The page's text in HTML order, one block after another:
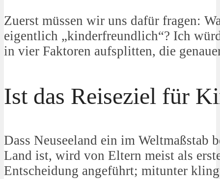
Zuerst müssen wir uns dafür fragen:
eigentlich „kinderfreundlich“? Ich
in vier Faktoren aufsplitten, die
Ist das Reiseziel für
Dass Neuseeland ein im Weltmaßstab
Land ist, wird von Eltern meist als
Entscheidung angeführt; mitunter